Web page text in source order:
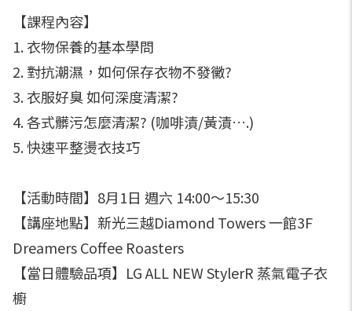
【課程內容】
1. 衣物保養的基本學問
2. 對抗潮濕，如何保存衣物不發黴?
3. 衣服好臭 如何深度清潔?
4. 各式髒污怎麼清潔? (咖啡漬/黃漬….)
5. 快速平整燙衣技巧
【活動時間】8月1日 週六 14:00～15:30
【講座地點】新光三越Diamond Towers 一館3F
Dreamers Coffee Roasters
【當日體驗品項】LG ALL NEW StylerR 蒸氣電子衣
櫥